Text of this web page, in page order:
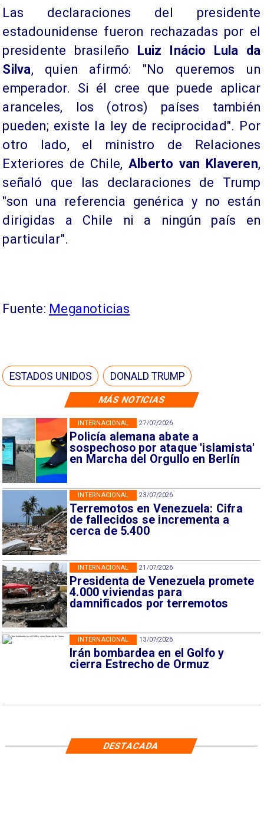
MÁS NOTICIAS
27/07/2026
Policía alemana abate a
sospechoso por ataque 'islamista'
en Marcha del Orgullo en Berlín
INTERNACIONAL
23/07/2026
Terremotos en Venezuela: Cifra
de fallecidos se incrementa a
cerca de 5.400
INTERNACIONAL
21/07/2026
Presidenta de Venezuela promete
4.000 viviendas para
damnificados por terremotos
INTERNACIONAL
13/07/2026
Irán bombardea en el Golfo y
cierra Estrecho de Ormuz
INTERNACIONAL
Las declaraciones del presidente
estadounidense fueron rechazadas por el
presidente brasileño Luiz Inácio Lula da
Silva, quien afirmó: "No queremos un
emperador. Si él cree que puede aplicar
aranceles, los (otros) países también
pueden; existe la ley de reciprocidad". Por
otro lado, el ministro de Relaciones
Exteriores de Chile, Alberto van Klaveren,
señaló que las declaraciones de Trump
"son una referencia genérica y no están
dirigidas a Chile ni a ningún país en
particular".
Fuente: Meganoticias
ESTADOS UNIDOS DONALD TRUMP
DESTACADA